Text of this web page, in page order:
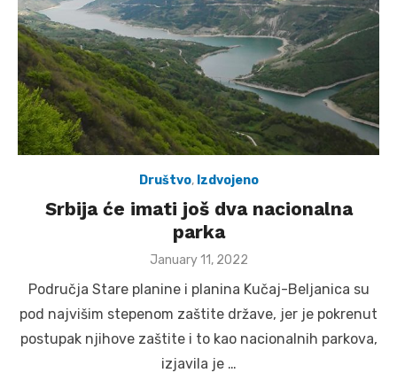
Društvo, Izdvojeno
Srbija će imati još dva nacionalna
parka
Posted
January 11, 2022
Područja Stare planine i planina Kučaj-Beljanica su
pod najvišim stepenom zaštite države, jer je pokrenut
postupak njihove zaštite i to kao nacionalnih parkova,
izjavila je …